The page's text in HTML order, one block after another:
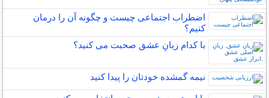
اضطراب اجتماعی چیست و چگونه آن را درمان
کنیم؟
با کدام زبانِ عشق صحبت می کنید؟
نیمه‌ گمشده خودتان را پیدا کنید